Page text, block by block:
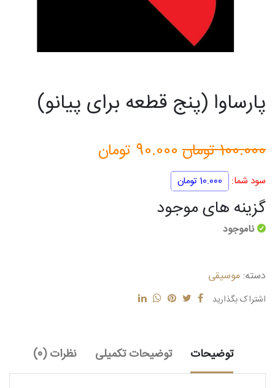
پارساوا (پنج قطعه برای پیانو)
100.000تومانقیمت
اصلی
90.000 تومان
سود شما: 10.000 تومان
گزینه های موجود
ناموجود
دسته:موسیقی
اشتراک بگذارید
توضیحات توضیحات تکمیلی نظرات (0)